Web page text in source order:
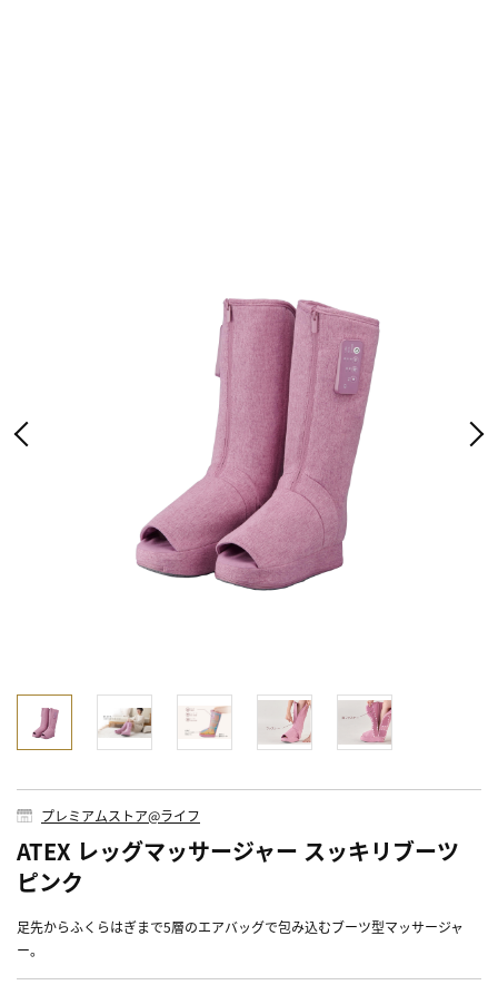
プレミアムストア@ライフ
ATEX レッグマッサージャー スッキリブーツ
ピンク
足先からふくらはぎまで5層のエアバッグで包み込むブーツ型マッサージャ
ー。